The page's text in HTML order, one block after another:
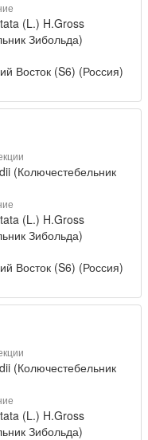
(L.) H.Gross
Зибольда)
Восток (S6) (Россия)
(Колючестебельник
(L.) H.Gross
Зибольда)
Восток (S6) (Россия)
(Колючестебельник
(L.) H.Gross
Зибольда)